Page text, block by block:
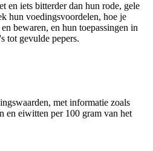
en iets bitterder dan hun rode, gele
hun voedingsvoordelen, hoe je
bewaren, en hun toepassingen in
tot gevulde pepers.
met informatie zoals
en eiwitten per 100 gram van het